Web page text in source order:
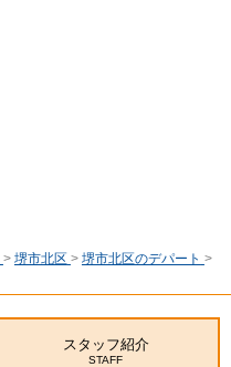
> 堺市北区 > 堺市北区のデパート >
スタッフ紹介
STAFF